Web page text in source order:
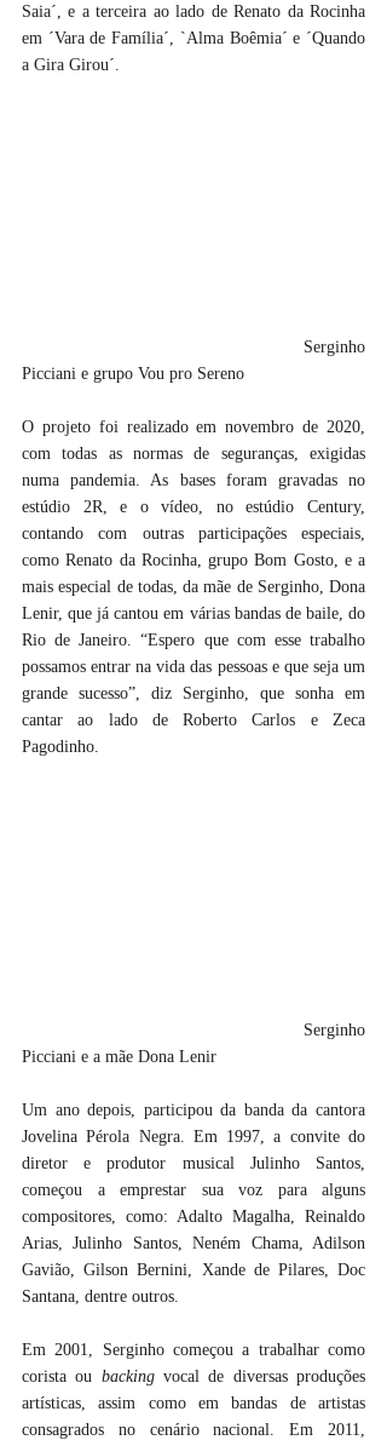
Saia´, e a terceira ao lado de Renato da Rocinha
em ´Vara de Família´, `Alma Boêmia´ e ´Quando
a Gira Girou´.
Picciani e grupo Vou pro Sereno
O projeto foi realizado em novembro de 2020,
com todas as normas de seguranças, exigidas
numa pandemia. As bases foram gravadas no
estúdio 2R, e o vídeo, no estúdio Century,
contando com outras participações especiais,
como Renato da Rocinha, grupo Bom Gosto, e a
mais especial de todas, da mãe de Serginho, Dona
Lenir, que já cantou em várias bandas de baile, do
Rio de Janeiro. “Espero que com esse trabalho
possamos entrar na vida das pessoas e que seja um
grande sucesso”, diz Serginho, que sonha em
cantar ao lado de Roberto Carlos e Zeca
Pagodinho.
Picciani e a mãe Dona Lenir
Um ano depois, participou da banda da cantora
Jovelina Pérola Negra. Em 1997, a convite do
diretor e produtor musical Julinho Santos,
começou a emprestar sua voz para alguns
compositores, como: Adalto Magalha, Reinaldo
Arias, Julinho Santos, Neném Chama, Adilson
Gavião, Gilson Bernini, Xande de Pilares, Doc
Santana, dentre outros.
Em 2001, Serginho começou a trabalhar como
corista ou backing vocal de diversas produções
artísticas, assim como em bandas de artistas
consagrados no cenário nacional. Em 2011,